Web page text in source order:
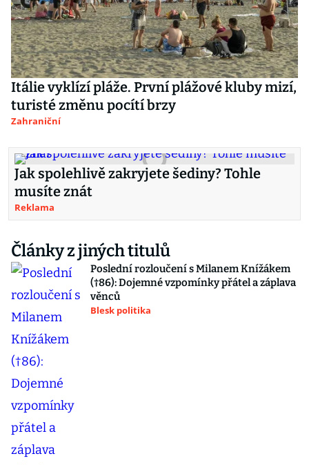
Itálie vyklízí pláže. První plážové kluby mizí,
turisté změnu pocítí brzy
Zahraniční
Jak spolehlivě zakryjete šediny? Tohle
musíte znát
Reklama
Články z jiných titulů
Poslední rozloučení s Milanem Knížákem
(†86): Dojemné vzpomínky přátel a záplava
věnců
Blesk politika